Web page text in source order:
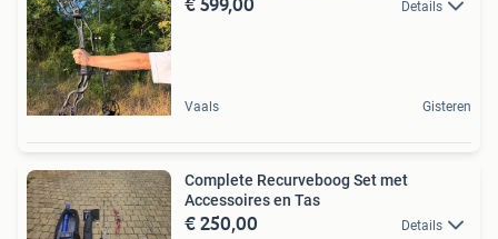
Details
Vaals Gisteren
Complete Recurveboog Set met
Accessoires en Tas
€ 250,00 Details